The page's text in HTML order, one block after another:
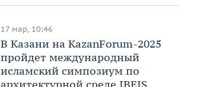
17 мар, 10:46
В Казани на KazanForum-2025
пройдет международный
исламский симпозиум по
архитектурной среде IBEIS